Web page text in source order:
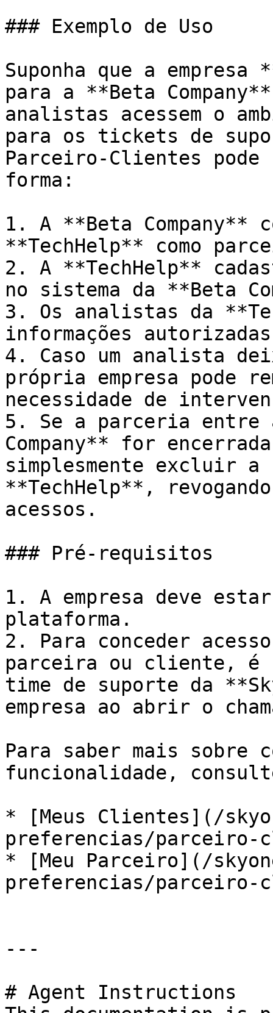
### Exemplo de Uso
Suponha que a
para a **Beta
analistas acessem o
para os tickets de
Parceiro-Clientes
forma:
1. A **Beta Company**
**TechHelp** como
2. A **TechHelp**
no sistema da **Beta
3. Os analistas da
informações
4. Caso um analista
própria empresa pode
necessidade de
5. Se a parceria entre
Company** for
simplesmente excluir a
**TechHelp**,
acessos.
### Pré-requisitos
1. A empresa deve
plataforma.
2. Para conceder acesso
parceira ou cliente, é
time de suporte da
empresa ao abrir o
Para saber mais sobre
funcionalidade,
* [Meus Clientes](/
preferencias/parceiro-
* [Meu Parceiro](/
preferencias/parceiro-
---
# Agent Instructions